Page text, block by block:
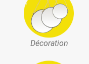
Décoration